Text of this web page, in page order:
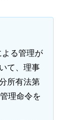
る管理が
て、理事
所有法第
理命令を